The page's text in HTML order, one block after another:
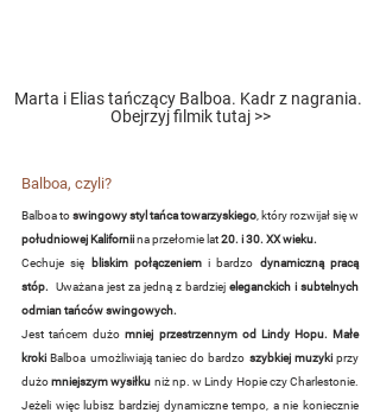
Marta i Elias tańczący Balboa. Kadr z nagrania.
Obejrzyj filmik tutaj >>
Balboa, czyli?
Balboa to swingowy styl tańca towarzyskiego
południowej Kalifornii na przełomie lat 20. i 30. XX wieku.
Cechuje się
bliskim połączeniem i bardzo dynamiczną pracą
stóp.
  Uważana jest za jedną z bardziej
eleganckich i subtelnych
odmian tańców swingowych.
Jest tańcem dużo mniej przestrzennym od Lindy Hopu. Małe
kroki Balboa umożliwiają taniec do bardzo szybkiej muzyki przy
dużo mniejszym wysiłku niż np. w Lindy Hopie czy Charlestonie.
Jeżeli więc lubisz bardziej dynamiczne tempo, a nie koniecznie